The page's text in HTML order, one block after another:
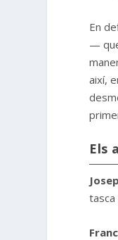
En
—
així,
Els
tasca